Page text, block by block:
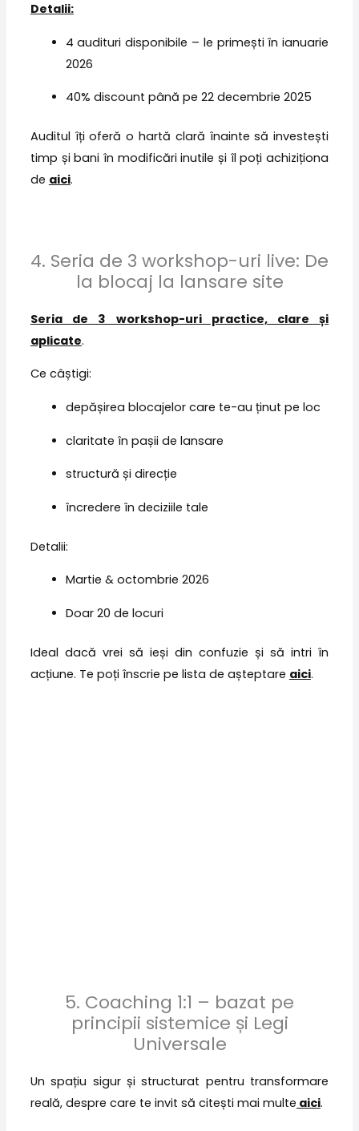
Detalii:
4 audituri disponibile – le primești în ianuarie
2026
40% discount până pe 22 decembrie 2025
Auditul îți oferă o hartă clară înainte să investești
timp și bani în modificări inutile și îl poți achiziționa
de aici.
4. Seria de 3 workshop-uri live: De
la blocaj la lansare site
Seria de 3 workshop-uri practice, clare și
aplicate.
Ce câștigi:
depășirea blocajelor care te-au ținut pe loc
claritate în pașii de lansare
structură și direcție
încredere în deciziile tale
Detalii:
Martie & octombrie 2026
Doar 20 de locuri
Ideal dacă vrei să ieși din confuzie și să intri în
acțiune. Te poți înscrie pe lista de așteptare aici.
5. Coaching 1:1 – bazat pe
principii sistemice și Legi
Universale
Un spațiu sigur și structurat pentru transformare
reală, despre care te invit să citești mai multe aici.